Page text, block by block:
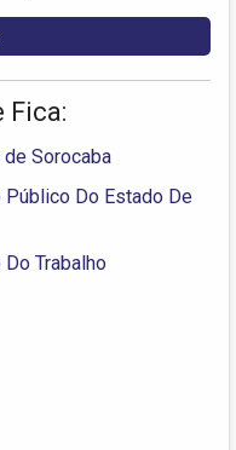
Fica:
Sorocaba
Do Estado De
Trabalho